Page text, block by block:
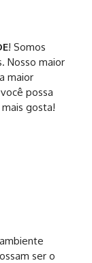
! Somos
Nosso maior
maior
possa
gosta!
ser o